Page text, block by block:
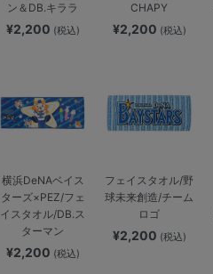
ン＆DB.キララ
¥2,200 (税込)
CHAPY
¥2,200 (税込)
横浜DeNAベイス
ターズ×PEZ/フェ
イスタオル/DB.ス
ターマン
¥2,200 (税込)
フェイスタオル/野
球未来創造/チーム
ロゴ
¥2,200 (税込)